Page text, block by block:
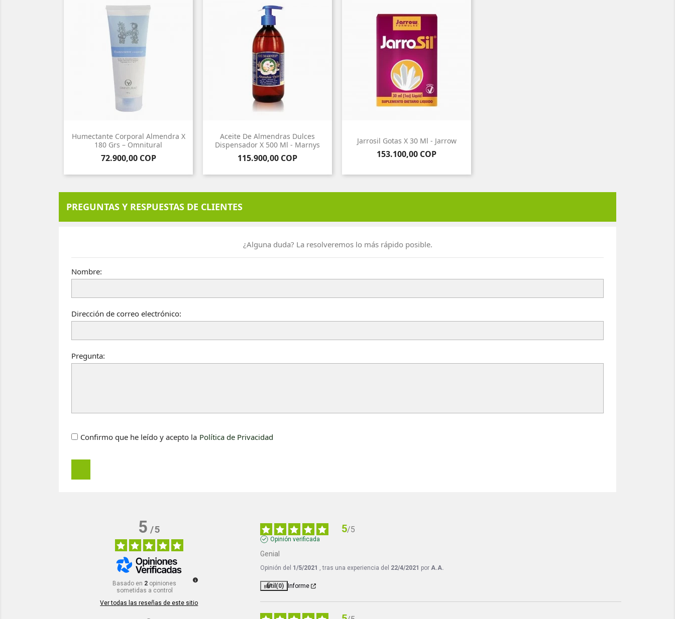
Humectante Corporal Almendra X
180 Grs – Omnitural
Precio
72.900,00 COP
Aceite De Almendras Dulces
Dispensador X 500 Ml - Marnys
Precio
115.900,00 COP
Jarrosil Gotas X 30 Ml - Jarrow
Precio
153.100,00 COP
PREGUNTAS Y RESPUESTAS DE CLIENTES
¿Alguna duda? La resolveremos lo más rápido posible.
Nombre:
Dirección de correo electrónico:
Pregunta:
Confirmo que he leído y acepto la Política de Privacidad
5/5
Basado en 2 opiniones
sometidas a control
Ver todas las reseñas de este sitio
5/5
Opinión verificada
Genial
Opinión del 1/5/2021 , tras una experiencia del 22/4/2021 por A.A.
Útil (0) Informe